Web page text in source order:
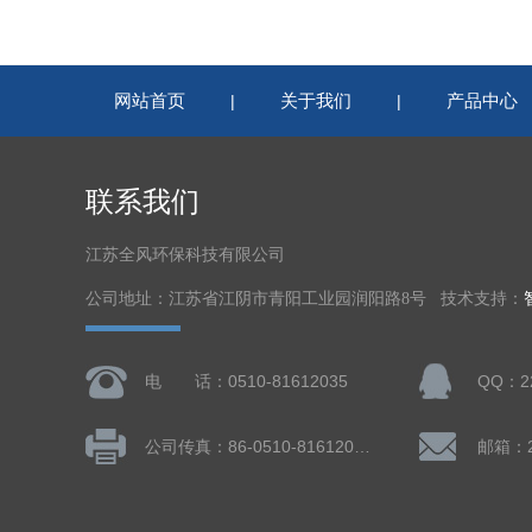
网站首页 | 关于我们 | 产品中心
联系我们
江苏全风环保科技有限公司
公司地址：江苏省江阴市青阳工业园润阳路8号 技术支持：
电 话：0510-81612035 QQ：
邮箱